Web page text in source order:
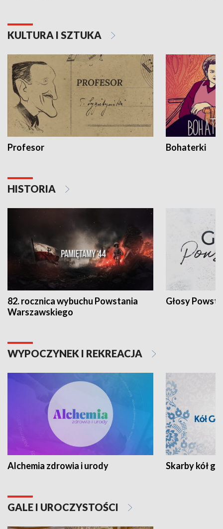
KULTURA I SZTUKA
Profesor Bohaterki
HISTORIA
82. rocznica wybuchu Powstania
Warszawskiego
Głosy
WYPOCZYNEK I REKREACJA
Alchemia zdrowia i urody Skarby kół
GALE I UROCZYSTOŚCI